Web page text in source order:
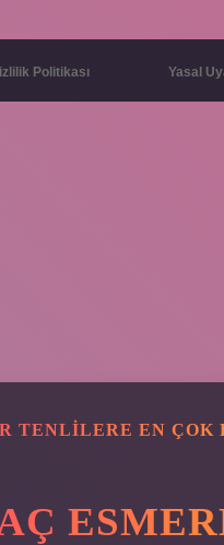
Politikası Yasal
TENLILERE EN ÇOK